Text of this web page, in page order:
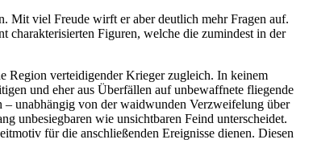
Mit viel Freude wirft er aber deutlich mehr Fragen auf.
charakterisierten Figuren, welche die zumindest in der
Region verteidigender Krieger zugleich. In keinem
und eher aus Überfällen auf unbewaffnete fliegende
– unabhängig von der waidwunden Verzweifelung über
unbesiegbaren wie unsichtbaren Feind unterscheidet.
für die anschließenden Ereignisse dienen. Diesen